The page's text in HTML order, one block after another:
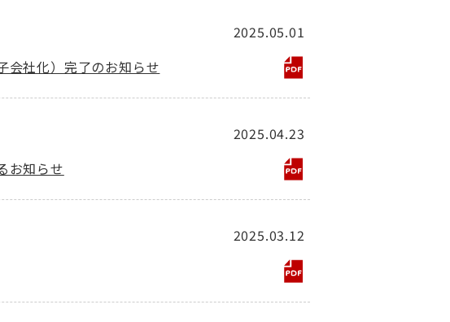
2025.05.01
会社化）完了のお知らせ
2025.04.23
お知らせ
2025.03.12